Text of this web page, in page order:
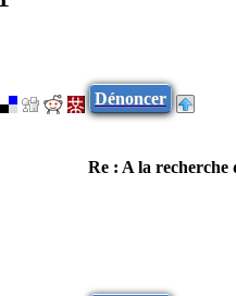
Dénoncer
Re : A la recherche